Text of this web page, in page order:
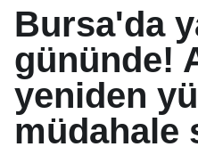
Bursa'da
gününde!
yeniden
müdahale